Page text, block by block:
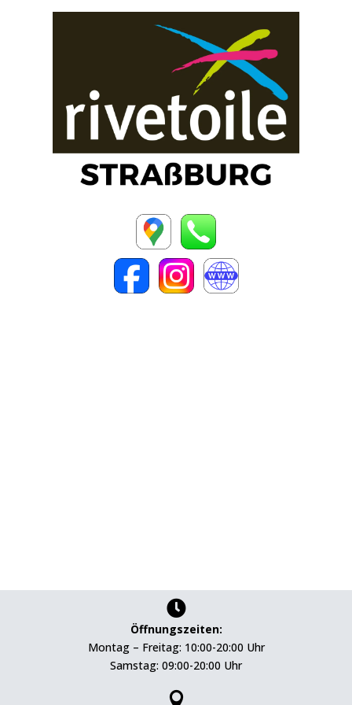

Öffnungszeiten:
Montag – Freitag: 10:00-20:00 Uhr
Samstag: 09:00-20:00 Uhr
